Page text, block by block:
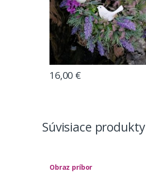
16,00 €
Súvisiace produkty
Obraz príbor